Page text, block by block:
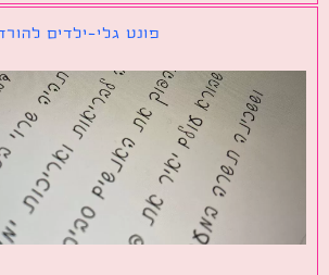
פונט גלי-ילדים להורדה חינם